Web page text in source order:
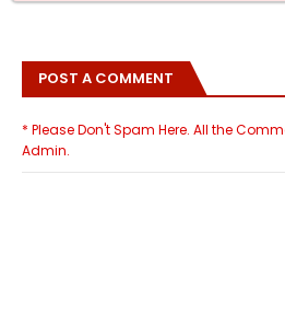
POST A COMMENT
* Please Don't Spam Here. All the
Admin.